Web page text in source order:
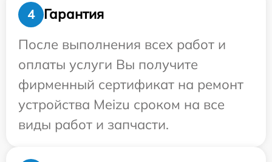
4
Гарантия
После выполнения всех работ и
оплаты услуги Вы получите
фирменный сертификат на ремонт
устройства Meizu сроком на все
виды работ и запчасти.